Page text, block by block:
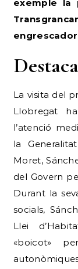
exemple la
La visita del
Llobregat
l’atenció
la
Moret,
del Govern
Durant la
socials,
Llei
«boicot»